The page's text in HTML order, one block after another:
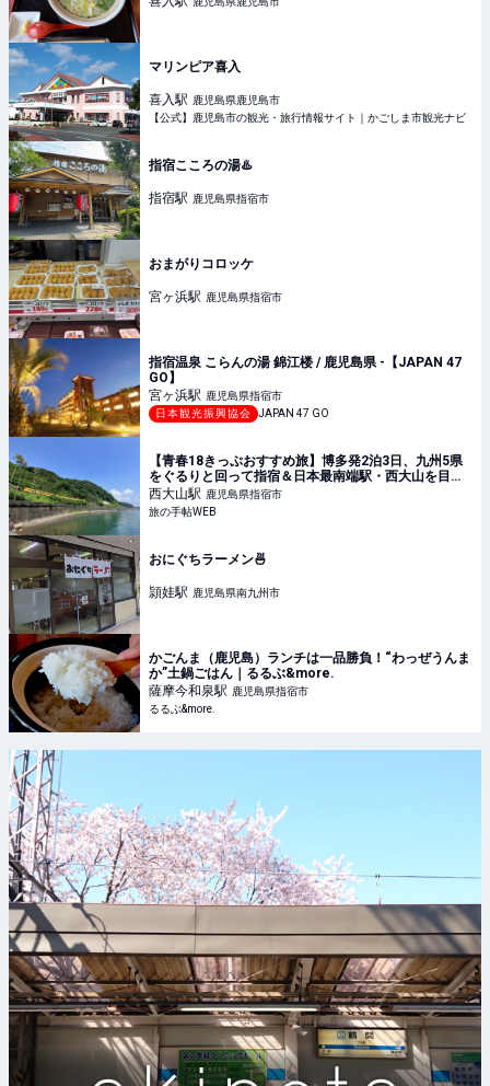
マリンピア喜入
喜入駅 鹿児島県鹿児島市
【公式】鹿児島市の観光・旅行情報サイト｜かごしま市観光ナビ
指宿こころの湯♨️
指宿駅 鹿児島県指宿市
おまがりコロッケ
宮ヶ浜駅 鹿児島県指宿市
指宿温泉 こらんの湯 錦江楼 / 鹿児島県 -【JAPAN 47
GO】
宮ヶ浜駅 鹿児島県指宿市
日本観光振興協会
JAPAN 47 GO
【青春18きっぷおすすめ旅】博多発2泊3日、九州5県
をぐるりと回って指宿＆日本最南端駅・西大山を目指
す（日豊本線・指宿枕崎線ほか）｜旅の手帖WEB
西大山駅 鹿児島県指宿市
旅の手帖WEB
おにぐちラーメン🍜
頴娃駅 鹿児島県南九州市
かごんま（鹿児島）ランチは一品勝負！“わっぜうんま
か”土鍋ごはん｜るるぶ&more.
薩摩今和泉駅 鹿児島県指宿市
るるぶ&more.